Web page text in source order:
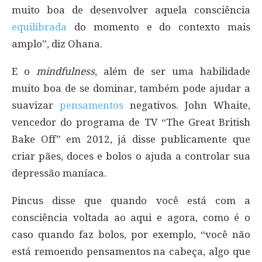
muito boa de desenvolver aquela consciência
equilibrada do momento e do contexto mais
amplo”, diz Ohana.
E o mindfulness, além de ser uma habilidade
muito boa de se dominar, também pode ajudar a
suavizar pensamentos negativos. John Whaite,
vencedor do programa de TV “The Great British
Bake Off” em 2012, já disse publicamente que
criar pães, doces e bolos o ajuda a controlar sua
depressão maníaca.
Pincus disse que quando você está com a
consciência voltada ao aqui e agora, como é o
caso quando faz bolos, por exemplo, “você não
está remoendo pensamentos na cabeça, algo que